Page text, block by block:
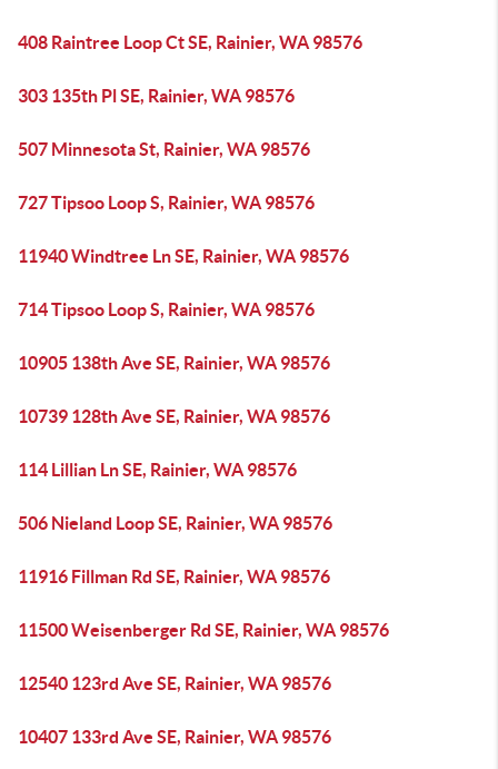
408 Raintree Loop Ct SE, Rainier, WA 98576
303 135th Pl SE, Rainier, WA 98576
507 Minnesota St, Rainier, WA 98576
727 Tipsoo Loop S, Rainier, WA 98576
11940 Windtree Ln SE, Rainier, WA 98576
714 Tipsoo Loop S, Rainier, WA 98576
10905 138th Ave SE, Rainier, WA 98576
10739 128th Ave SE, Rainier, WA 98576
114 Lillian Ln SE, Rainier, WA 98576
506 Nieland Loop SE, Rainier, WA 98576
11916 Fillman Rd SE, Rainier, WA 98576
11500 Weisenberger Rd SE, Rainier, WA 98576
12540 123rd Ave SE, Rainier, WA 98576
10407 133rd Ave SE, Rainier, WA 98576